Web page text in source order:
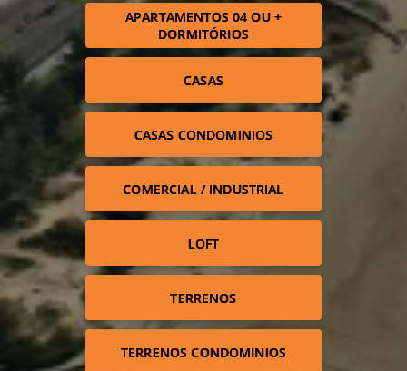
APARTAMENTOS 04 OU +
DORMITÓRIOS
CASAS
CASAS CONDOMINIOS
COMERCIAL / INDUSTRIAL
LOFT
TERRENOS
TERRENOS CONDOMINIOS